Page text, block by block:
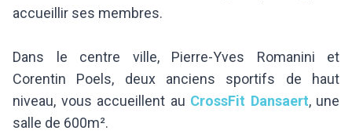
accueillir ses membres.
Dans le centre ville, Pierre-Yves Romanini et
Corentin Poels, deux anciens sportifs de haut
niveau, vous accueillent au CrossFit Dansaert, une
salle de 600m².